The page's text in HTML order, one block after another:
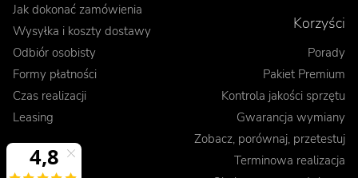
Jak dokonać zamówienia
Wysyłka i koszty dostawy
Odbiór osobisty
Formy płatności
Czas realizacji
Leasing
Korzyści
Porady
Pakiet Premium
Kontrola jakości sprzętu
Gwarancja wymiany
Zobacz, porównaj, przetestuj
Terminowa realizacja